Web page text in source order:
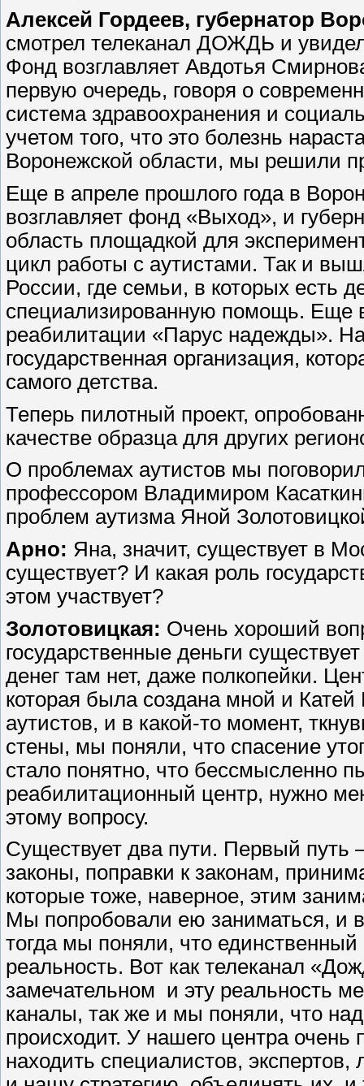
Алексей Гордеев, губернатор
смотрел телеканал ДОЖДЬ и
Фонд возглавляет Авдотья
первую очередь, говоря о
система здравоохранения и
учетом того, что это болезнь
Воронежской области, мы решили
Еще в апреле прошлого года в
возглавляет фонд «Выход», и
область площадкой для
цикл работы с аутистами. Так и
России, где семьи, в которых есть
специализированную помощь. Еще
реабилитации «Парус надежды».
государственная организация,
самого детства.
Теперь пилотный проект,
качестве образца для других
О проблемах аутистов мы
профессором Владимиром
проблем аутизма Яной
Арно: Яна, значит, существует в
существует? И какая роль
этом участвует?
Золотовицкая: Очень хороший
государственные деньги
денег там нет, даже полкопейки.
которая была создана мной и
аутистов, и в какой-то момент,
стены, мы поняли, что спасение
стало понятно, что бессмысленно
реабилитационный центр, нужно
этому вопросу.
Существует два пути. Первый путь
законы, поправки к законам,
которые тоже, наверное, этим
Мы попробовали ею заниматься, и
тогда мы поняли, что
реальность. Вот как телеканал
замечательном и эту реальность
каналы, так же и мы поняли, что
происходит. У нашего центра
находить специалистов,